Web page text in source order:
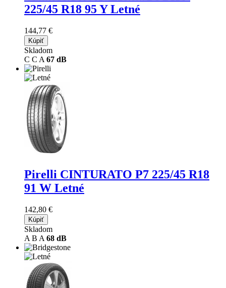
225/45 R18 95 Y Letné
144,77 €
Kúpiť
Skladom
C C A 67 dB
Pirelli CINTURATO P7 225/45 R18
91 W Letné
142,80 €
Kúpiť
Skladom
A B A 68 dB